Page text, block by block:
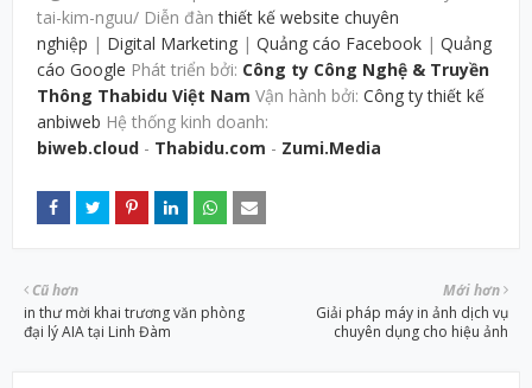
tai-kim-nguu/ Diễn đànthiết kế website chuyên
nghiệp | Digital Marketing | Quảng cáo Facebook | Quảng
cáo Google Phát triển bởi: Công ty Công Nghệ & Truyền
Thông Thabidu Việt Nam Vận hành bởi: Công ty thiết kế
anbiweb Hệ thống kinh doanh:
biweb.cloud - Thabidu.com - Zumi.Media
Mới hơn
Giải pháp máy in ảnh dịch vụ
chuyên dụng cho hiệu ảnh
Cũ hơn
in thư mời khai trương văn phòng
đại lý AIA tại Linh Đàm